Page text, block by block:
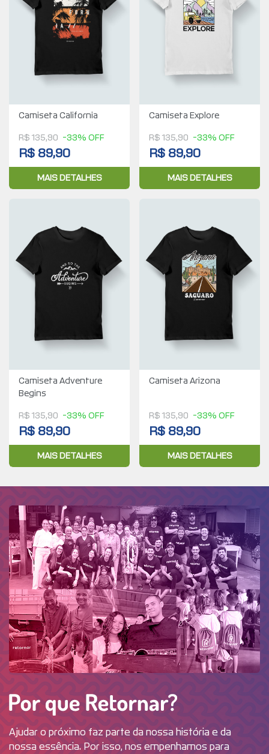
Camiseta California
R$ 135,90 -33% OFF
R$ 89,90
MAIS DETALHES
Camiseta Explore
R$ 135,90 -33% OFF
R$ 89,90
MAIS DETALHES
Camiseta Adventure
Begins
R$ 135,90 -33% OFF
R$ 89,90
MAIS DETALHES
Camiseta Arizona
R$ 135,90 -33% OFF
R$ 89,90
MAIS DETALHES
Por que
Ajudar o próximo faz parte da nossa história e da
nossa essência. Por isso, nos empenhamos para